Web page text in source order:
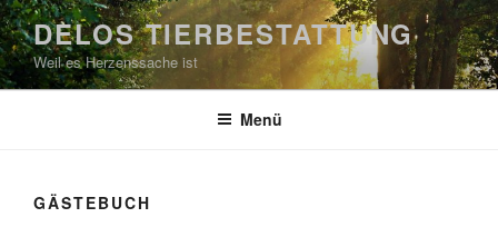
Zum
Inhalt
springen
DELOS TIERBESTATTUNG
Weil es Herzenssache ist
Menü
GÄSTEBUCH